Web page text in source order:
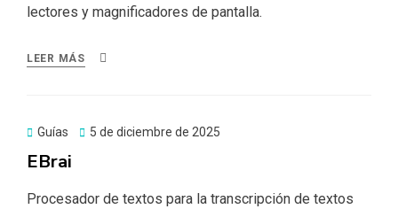
lectores y magnificadores de pantalla.
LEER MÁS
Guías
Publicado
5 de diciembre de 2025
EBrai
Procesador de textos para la transcripción de textos